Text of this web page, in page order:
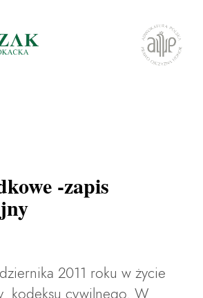
-zapis
2011 roku w życie
kodeksu cywilnego. W